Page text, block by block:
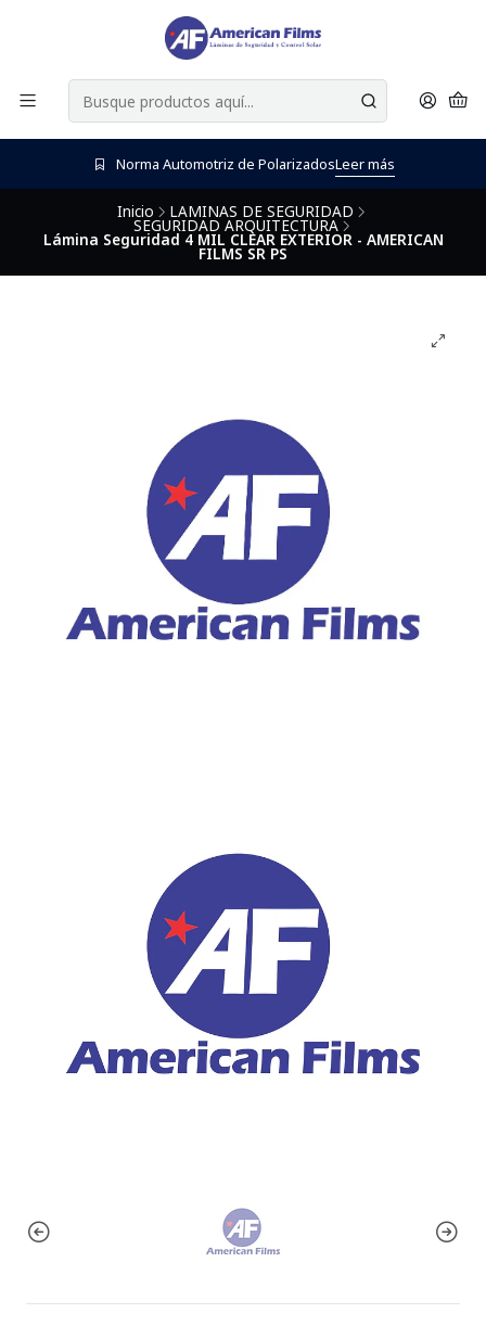
Norma Automotriz de PolarizadosLeer más
Inicio LAMINAS DE SEGURIDAD
SEGURIDAD ARQUITECTURA
Lámina Seguridad 4 MIL CLEAR EXTERIOR - AMERICAN
FILMS SR PS